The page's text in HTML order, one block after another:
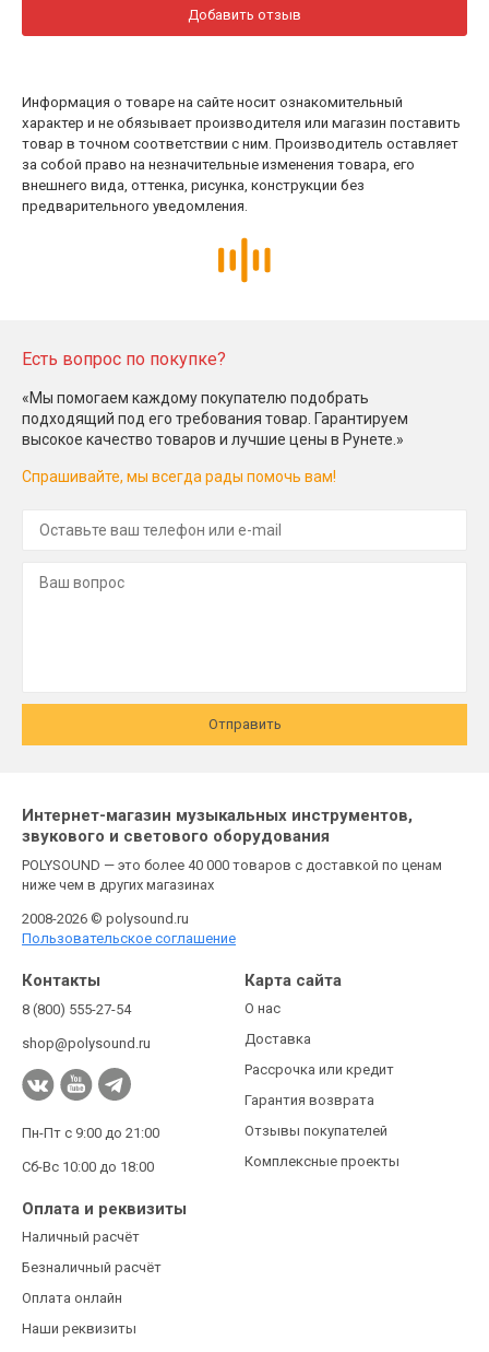
Добавить отзыв
Информация о товаре на сайте носит ознакомительный
характер и не обязывает производителя или магазин поставить
товар в точном соответствии с ним. Производитель оставляет
за собой право на незначительные изменения товара, его
внешнего вида, оттенка, рисунка, конструкции без
предварительного уведомления.
Есть вопрос по покупке?
«Мы помогаем каждому покупателю подобрать
подходящий под его требования товар. Гарантируем
высокое качество товаров и лучшие цены в Рунете.»
Спрашивайте, мы всегда рады помочь вам!
Отправить
Интернет-магазин музыкальных инструментов,
звукового и светового оборудования
POLYSOUND — это более 40 000 товаров с доставкой по ценам
ниже чем в других магазинах
2008-2026 © polysound.ru
Пользовательское соглашение
Контакты
8 (800) 555-27-54
shop@polysound.ru
Пн-Пт с 9:00 до 21:00
Сб-Вс 10:00 до 18:00
Карта сайта
О нас
Доставка
Рассрочка или кредит
Гарантия возврата
Отзывы покупателей
Комплексные проекты
Оплата и реквизиты
Наличный расчёт
Безналичный расчёт
Оплата онлайн
Наши реквизиты